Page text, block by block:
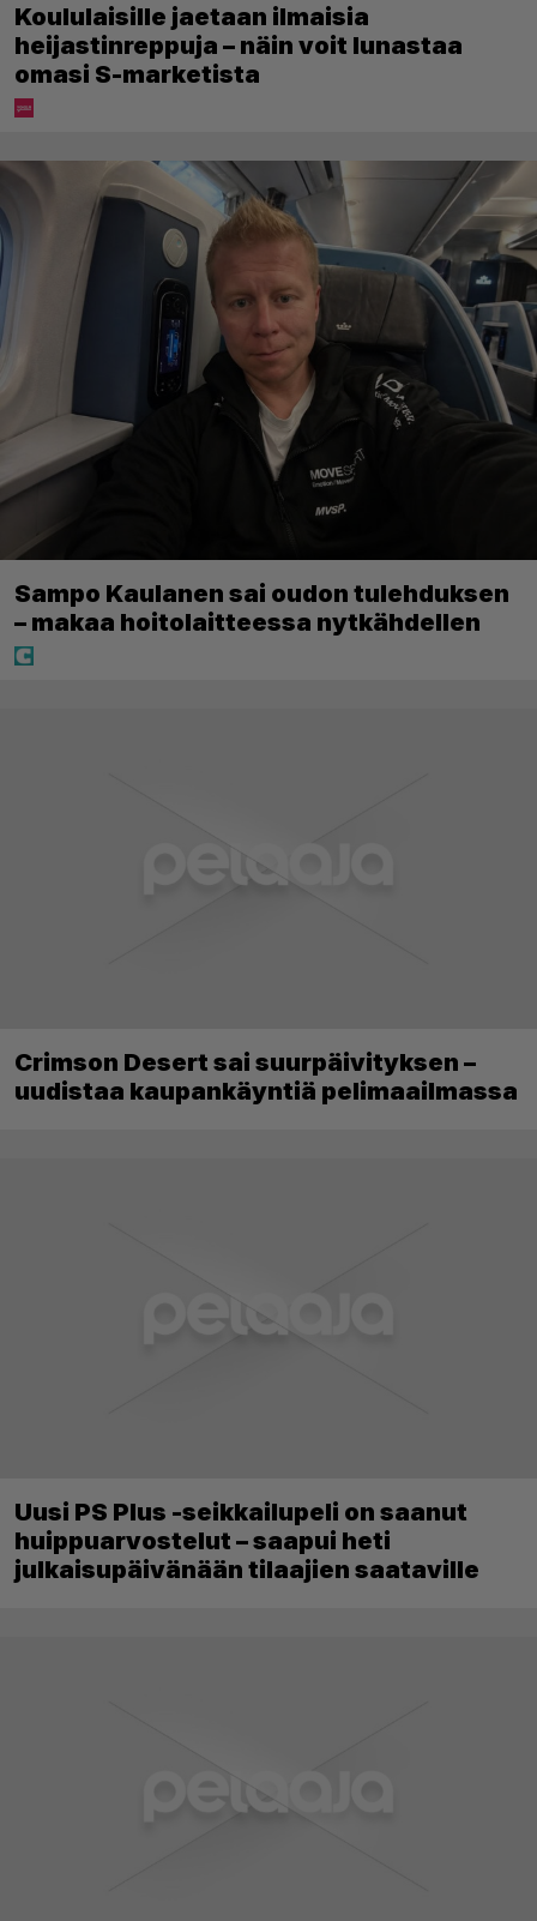
Koululaisille jaetaan ilmaisia
heijastinreppuja – näin voit lunastaa
omasi S-marketista
Sampo Kaulanen sai oudon tulehduksen
– makaa hoitolaitteessa nytkähdellen
Crimson Desert sai suurpäivityksen –
uudistaa kaupankäyntiä pelimaailmassa
Uusi PS Plus -seikkailupeli on saanut
huippuarvostelut – saapui heti
julkaisupäivänään tilaajien saataville